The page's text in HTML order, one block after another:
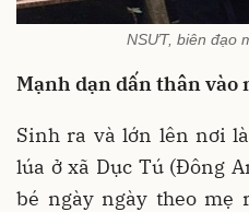
NSƯT, biên đạo
Mạnh dạn dấn thân vào
Sinh ra và lớn lên nơi
lúa ở xã Dục Tú (Đông
bé ngày ngày theo mẹ